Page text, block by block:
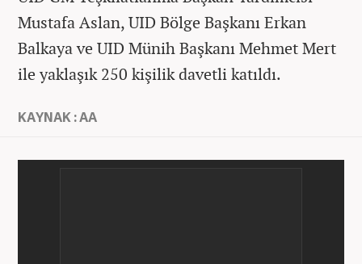
Mustafa Aslan, UID Bölge Başkanı Erkan
Balkaya ve UID Münih Başkanı Mehmet Mert
ile yaklaşık 250 kişilik davetli katıldı.
KAYNAK : AA